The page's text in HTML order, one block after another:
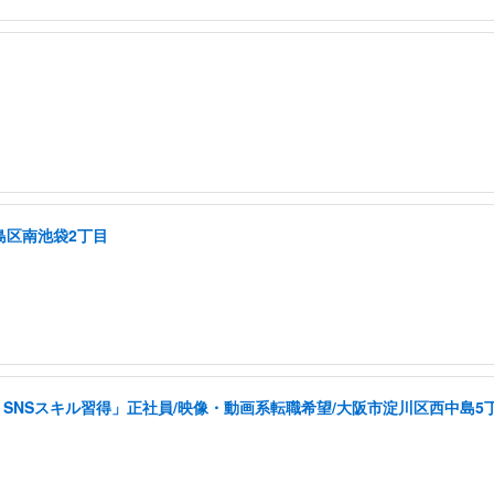
南池袋2丁目
スキル習得」正社員/映像・動画系転職希望/大阪市淀川区西中島5